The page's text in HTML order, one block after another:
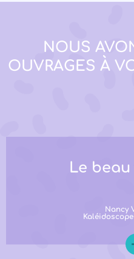
NOUS
OUVRAGES À
Le
Nancy